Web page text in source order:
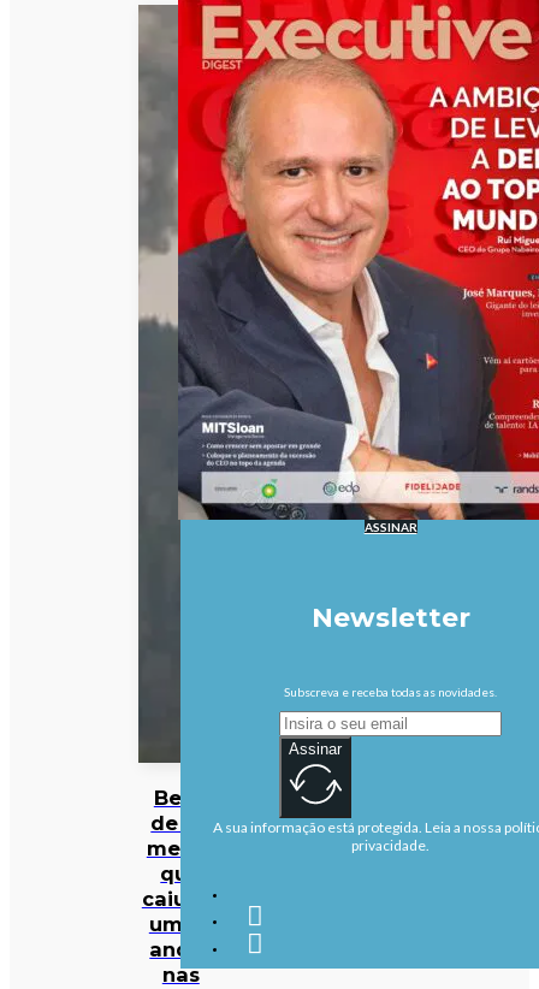
Bebé
de 22
meses
que
caiu de
um 4º
andar
nas
ASSINAR
Newsletter
Subscreva e receba todas as novidades.
Assinar
A sua informação está protegida. Leia a nossa
privacidade.